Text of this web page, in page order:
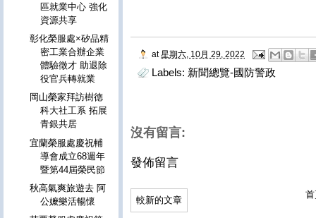
at 星期六, 10月 29, 2022
Labels: 新聞總覽-國防警政
沒有留言:
發佈留言
較新的文章
區就業中心 強化
資源共享
彰化榮服處×矽品精
密工業合辦企業
體驗徵才 助退除
役官兵轉就業
岡山榮家拜訪樹德
科大社工系 拓展
青銀共居
宜蘭榮服處慶祝輔
導會成立68週年
暨第44屆榮民節
秋高氣爽旅遊去 阿
公嬤樂活暢懷